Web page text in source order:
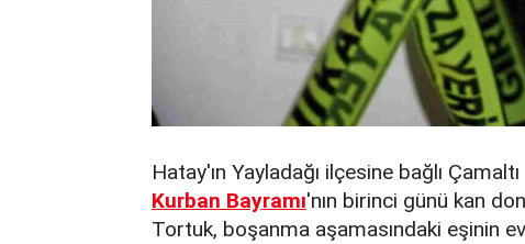
Hatay'ın Yayladağı ilçesine bağlı
Kurban Bayramı'nın birinci günü kan
Tortuk, boşanma aşamasındaki eşinin